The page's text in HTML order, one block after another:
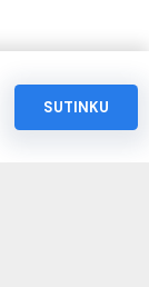
SUTINKU